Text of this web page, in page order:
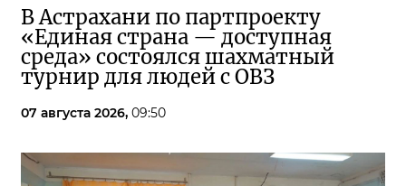
В Астрахани по партпроекту
«Единая страна — доступная
среда» состоялся шахматный
турнир для людей с ОВЗ
07 августа 2026, 09:50